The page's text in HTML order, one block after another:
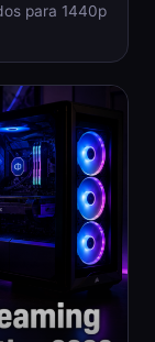
para 1440p